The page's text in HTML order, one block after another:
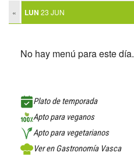
« LUN 23 JUN
No hay menú para este día.
Plato de temporada
Apto para veganos
Apto para vegetarianos
Ver en Gastronomía Vasca